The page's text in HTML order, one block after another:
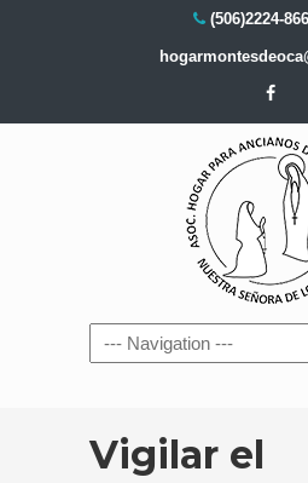
(506)2224-
Navigation
Vigilar el